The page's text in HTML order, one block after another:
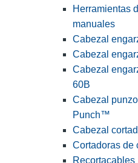
Herramientas
manuales
Cabezal
Cabezal
Cabezal
60B
Cabezal
Punch™
Cabezal
Cortadoras de
Recortacables